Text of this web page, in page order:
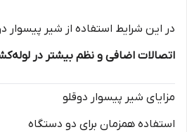
در این شرایط استفاده از شیر پیسوار
اتصالات اضافی و نظم بیشتر در
مزایای شیر پیسوار دوقلو
استفاده همزمان برای دو دستگاه